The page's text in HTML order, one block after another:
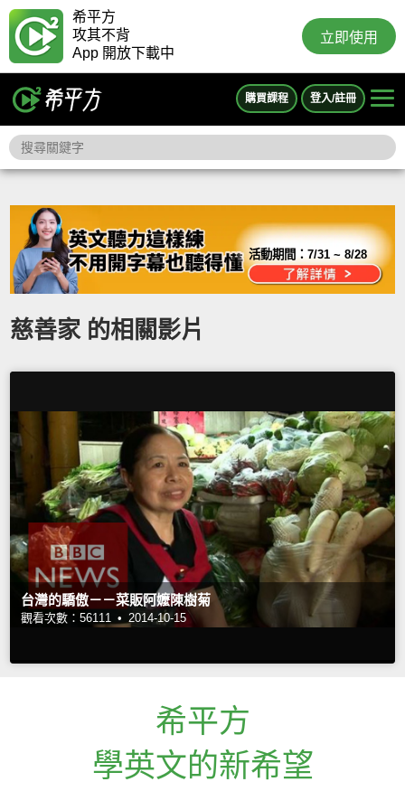
希平方
攻其不背
App 開放下載中
立即使用
購買課程 登入/註冊
活動期間：7/31 ~ 8/28
慈善家 的相關影片
台灣的驕傲－－菜販阿嬤陳樹菊
觀看次數：56111 • 2014-10-15
希平方
學英文的新希望